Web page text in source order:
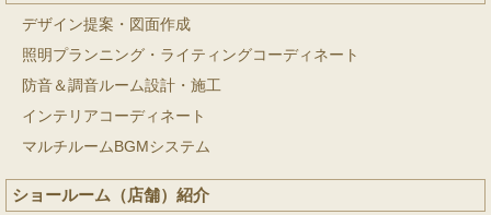
デザイン提案・図面作成
照明プランニング・ライティングコーディネート
防音＆調音ルーム設計・施工
インテリアコーディネート
マルチルームBGMシステム
ショールーム（店舗）紹介